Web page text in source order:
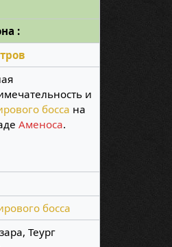
:
и
босса на
Аменоса.
босса
Теург